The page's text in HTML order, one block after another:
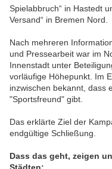
Spielabbruch“ in Hastedt
Versand“ in Bremen Nord.
Nach mehreren
und Pressearbeit war im
Innenstadt unter
vorläufige Höhepunkt. Im
inzwischen bekannt, dass
"Sportsfreund" gibt.
Das erklärte Ziel der
endgültige Schließung.
Dass das geht, zeigen